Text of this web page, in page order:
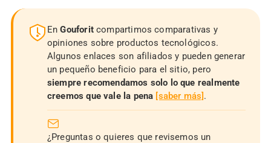
EnGouforitcompartimos comparativas y
opiniones sobre productos tecnológicos.
Algunos enlaces son afiliados y pueden generar
un pequeño beneficio para el sitio, pero
siempre recomendamos solo lo que realmente
creemos que vale la pena [saber más].
¿Preguntas o quieres que revisemos un